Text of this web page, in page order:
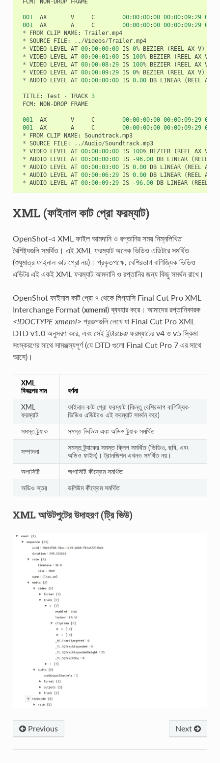
FCM: NON-DROP FRAME
001 AX V C 00:00:00:00 00:00:09:29 00
001
AX A C 00:00:00:00 00:00:09:29 00
*
FROM CLIP NAME: Trailer.mp4
* SOURCE FILE: ../Videos/Trailer.mp4
* VIDEO LEVEL AT 00:00:00:00 IS 0% BEZIER (REEL AX V)
* VIDEO LEVEL AT 00:00:01:00 IS 100% BEZIER (REEL AX V
* VIDEO LEVEL AT 00:00:08:29 IS 100% BEZIER (REEL AX V
* VIDEO LEVEL AT 00:00:09:29 IS 0% BEZIER (REEL AX V)
* AUDIO LEVEL AT 00:00:00:00 IS 0.00 DB LINEAR (REEL AX
TITLE: Test - TRACK 3
FCM: NON-DROP FRAME
001 AX V C 00:00:00:00 00:00:09:29 00
001
AX A C 00:00:00:00 00:00:09:29 00
*
FROM CLIP NAME: Soundtrack.mp3
* SOURCE FILE: ../Audio/Soundtrack.mp3
* VIDEO LEVEL AT 00:00:00:00 IS 100% BEZIER (REEL AX V
* AUDIO LEVEL AT 00:00:00:00 IS -96.00 DB LINEAR (REEL
* AUDIO LEVEL AT 00:00:03:00 IS 0.00 DB LINEAR (REEL AX
* AUDIO LEVEL AT 00:00:06:29 IS 0.00 DB LINEAR (REEL AX
* AUDIO LEVEL AT 00:00:09:29 IS -96.00 DB LINEAR (REEL
XML (ফাইনাল কাট প্রো ফরম্যাট)
OpenShot-এ XML ফাইল আমদানি ও রপ্তানির সময় নিম্নলিখিত
বৈশিষ্ট্যগুলি সমর্থিত। এই XML ফরম্যাট অনেক ভিডিও এডিটরে সমর্থিত
(শুধুমাত্র ফাইনাল কাট প্রো নয়)। প্রকৃতপক্ষে, বেশিরভাগ বাণিজ্যিক ভিডিও
এডিটর এই একই XML ফরম্যাট আমদানি ও রপ্তানির জন্য কিছু সমর্থন রাখে।
OpenShot ফাইনাল কাট প্রো ৭ থেকে লিগ্যাসি Final Cut Pro XML
Interchange Format (xmeml) ব্যবহার করে। আমাদের রপ্তানিকারক
<!DOCTYPE xmeml> প্রকল্পগুলি লেখে যা Final Cut Pro XML
DTD v1.0 অনুসরণ করে, এবং সেই ইন্টারচেঞ্জ ফরম্যাটের v4 ও v5 স্কিমা
সংস্করণের সাথে সামঞ্জস্যপূর্ণ (যে DTD গুলো Final Cut Pro 7 এর সাথে
আসে)।
XML
বিকল্পের নাম
বর্ণনা
XML
ফরম্যাট
ফাইনাল কাট প্রো ফরম্যাট (কিন্তু বেশিরভাগ বাণিজ্যিক
ভিডিও এডিটরও এই ফরম্যাট সমর্থন করে)
সমস্ত ট্র্যাক
সমস্ত ভিডিও এবং অডিও ট্র্যাক সমর্থিত
সম্পাদনা
সমস্ত ট্র্যাকের সমস্ত ক্লিপ সমর্থিত (ভিডিও, ছবি, এবং
অডিও ফাইল)। ট্রানজিশন এখনও সমর্থিত নয়।
অপাসিটি
অপাসিটি কীফ্রেম সমর্থিত
অডিও স্তর
ভলিউম কীফ্রেম সমর্থিত
XML আউটপুটের উদাহরণ (ট্রি ভিউ)
Next
Previous